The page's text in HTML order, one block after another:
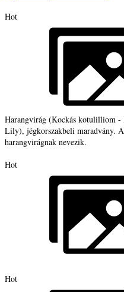
Hot
Harangvirág (Kockás kotulilliom -
Lily), jégkorszakbeli maradvány.
harangvirágnak nevezik.
Hot
Hot